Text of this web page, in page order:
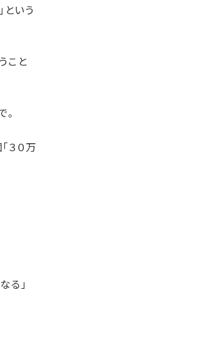
という
こと
３０万
る」